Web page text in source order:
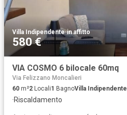
Villa Indipendente·in affitto
580 €
VIA COSMO 6 bilocale 60mq
Via Felizzano Moncalieri
60 m²2 Locali1 BagnoVilla Indipendente
·Riscaldamento